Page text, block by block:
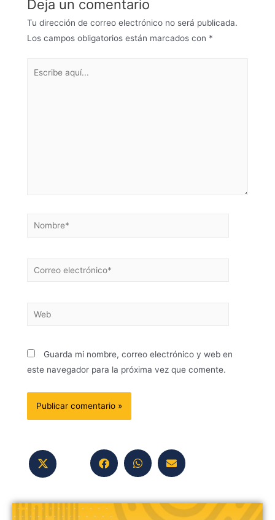
Deja un comentario
Tu dirección de correo electrónico no será publicada.
Los campos obligatorios están marcados con *
Guarda mi nombre, correo electrónico y web en
este navegador para la próxima vez que comente.